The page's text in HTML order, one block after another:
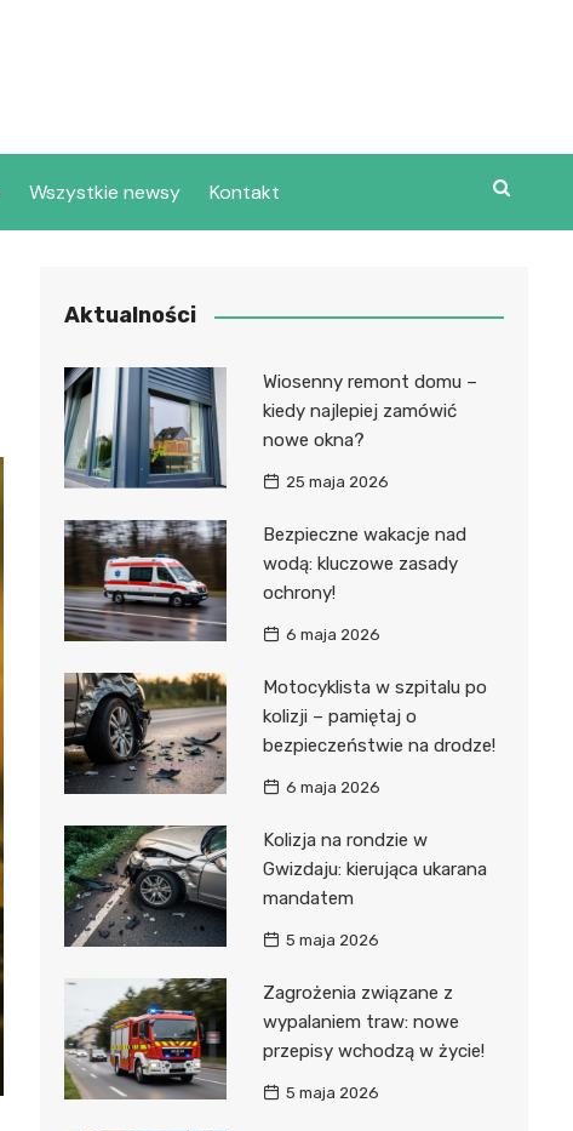
Wszystkie newsy Kontakt
Aktualności
Wiosenny remont domu –
kiedy najlepiej zamówić
nowe okna?
25 maja 2026
Bezpieczne wakacje nad
wodą: kluczowe zasady
ochrony!
6 maja 2026
Motocyklista w szpitalu po
kolizji – pamiętaj o
bezpieczeństwie na drodze!
6 maja 2026
Kolizja na rondzie w
Gwizdaju: kierująca ukarana
mandatem
5 maja 2026
Zagrożenia związane z
wypalaniem traw: nowe
przepisy wchodzą w życie!
5 maja 2026